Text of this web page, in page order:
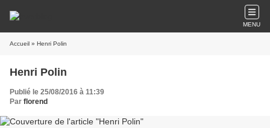
MENU
Accueil » Henri Polin
Henri Polin
Publié le 25/08/2016 à 11:39
Par florend